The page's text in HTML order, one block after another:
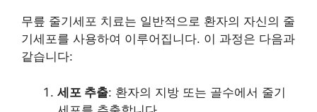
무릎 줄기세포 치료는 일반적으로 환자의 자신의 줄
기세포를 사용하여 이루어집니다. 이 과정은 다음과
같습니다:
세포 추출: 환자의 지방 또는 골수에서 줄기